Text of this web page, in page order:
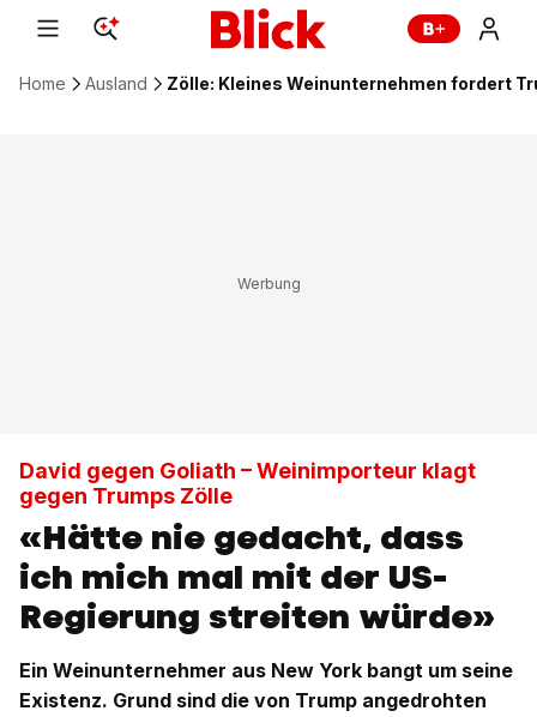
Home Ausland Zölle: Kleines Weinunternehmen fordert
David gegen Goliath – Weinimporteur klagt
gegen Trumps Zölle
«Hätte nie gedacht, dass
ich mich mal mit der US-
Regierung streiten würde»
Ein Weinunternehmer aus New York bangt um seine
Existenz. Grund sind die von Trump angedrohten